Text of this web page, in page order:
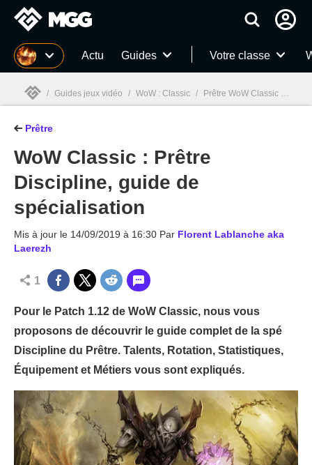
MGG Actu Guides Votre classe
MGG
/ Guides jeux vidéo / WoW : Classic / Prêtre WoW Classic /
Prêtre
WoW Classic : Prêtre
Discipline, guide de
spécialisation
Mis à jour le 14/09/2019 à 16:30 Par Florent Lablanche aka
Laerezh
1
Pour le Patch 1.12 de WoW Classic, nous vous
proposons de découvrir le guide complet de la spé
Discipline du Prêtre. Talents, Rotation, Statistiques,
Équipement et Métiers vous sont expliqués.